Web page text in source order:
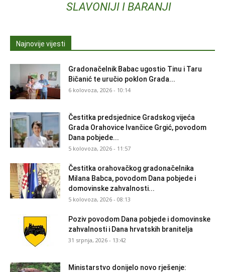
SLAVONIJI I BARANJI
Najnovije vijesti
Gradonačelnik Babac ugostio Tinu i Taru
Bičanić te uručio poklon Grada...
6 kolovoza, 2026 - 10:14
Čestitka predsjednice Gradskog vijeća
Grada Orahovice Ivančice Grgić, povodom
Dana pobjede...
5 kolovoza, 2026 - 11:57
Čestitka orahovačkog gradonačelnika
Milana Babca, povodom Dana pobjede i
domovinske zahvalnosti...
5 kolovoza, 2026 - 08:13
Poziv povodom Dana pobjede i domovinske
zahvalnosti i Dana hrvatskih branitelja
31 srpnja, 2026 - 13:42
Ministarstvo donijelo novo rješenje: